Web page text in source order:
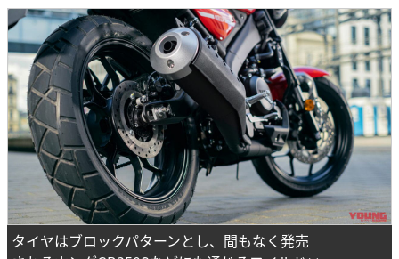
タイヤはブロックパターンとし、間もなく発売